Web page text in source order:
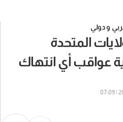
و دولي
المتحدة
عواقب أي انتهاك